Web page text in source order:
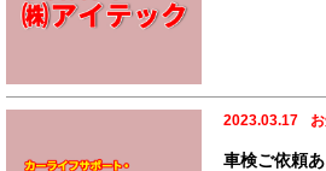
2023.03.17
車検ご依頼